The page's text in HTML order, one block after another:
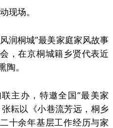
现场。
润桐城”最美家庭家风故事
，在京桐城籍乡贤代表近
陶。
主办，特邀全国“最美家
耘以《小巷流芳远，桐乡
十余年基层工作经历与家